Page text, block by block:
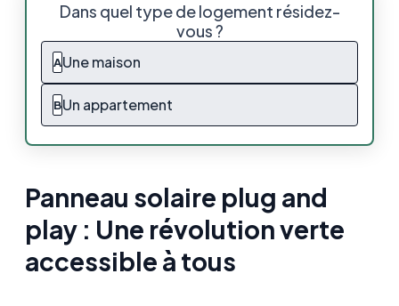
Dans quel type de logement résidez-
vous ?
AUne maison
BUn appartement
Panneau solaire plug and
play : Une révolution verte
accessible à tous
révolution verte accessible à tous
Qu’est-ce qu’un panneau solaire plug and
play ?
Quel est le prix d’un panneau solaire plug and
play ?
Acheter un seul panneau plug and play : est-
ce rentable ?
Quel système plug and play acheter ?